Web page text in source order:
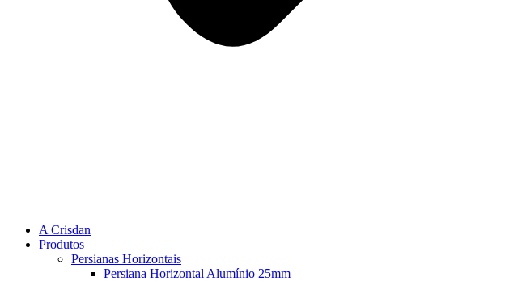
A Crisdan
Produtos
Persianas Horizontais
Persiana Horizontal Alumínio 25mm